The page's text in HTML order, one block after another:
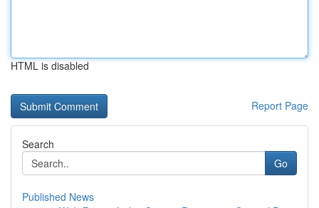
HTML is disabled
Report Page
Search
Go
Published News